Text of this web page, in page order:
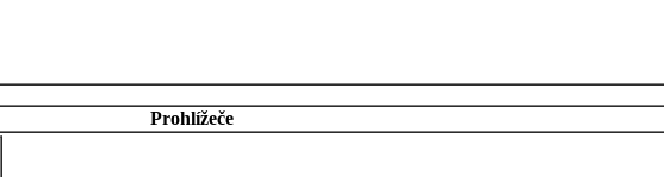
Prohlížeče